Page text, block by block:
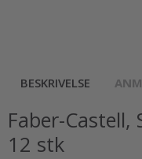
BESKRIVELSE
Faber-Castell,
12 stk